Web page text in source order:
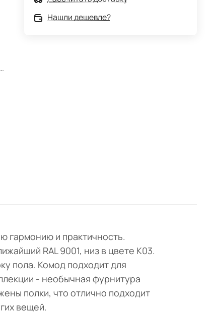
Нашли дешевле?
гармонию и практичность.
RAL 9001, низ в цвете K03.
пола. Комод подходит для
- необычная фурнитура
полки, что отлично подходит
вещей.